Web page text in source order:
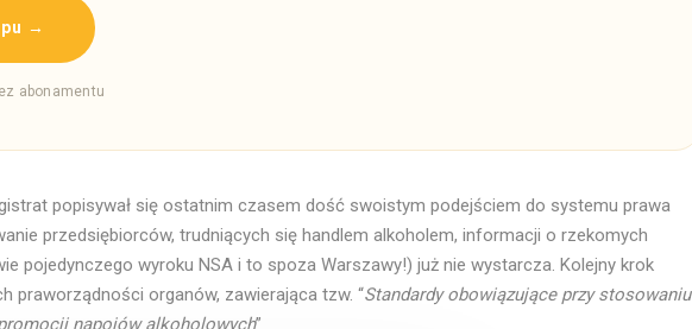
→
abonamentu
popisywał się ostatnim czasem dość swoistym podejściem do systemu prawa
przedsiębiorców, trudniących się handlem alkoholem, informacji o rzekomych
pojedynczego wyroku NSA i to spoza Warszawy!) już nie wystarcza. Kolejny krok
praworządności organów, zawierająca tzw. “Standardy obowiązujące przy stosowaniu
napojów alkoholowych”